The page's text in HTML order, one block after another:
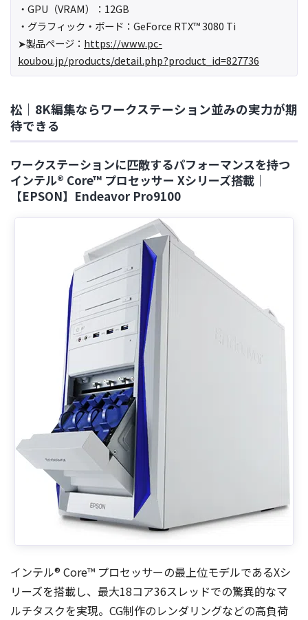
・GPU（VRAM）：12GB
・グラフィック・ボード：GeForce RTX™ 3080 Ti
➤製品ページ： https://www.pc-
koubou.jp/products/detail.php?product_id=827736
松｜8K編集ならワークステーション並みの実力が期
待できる
ワークステーションに匹敵するパフォーマンスを持つ
インテル® Core™ プロセッサー Xシリーズ搭載｜
【EPSON】Endeavor Pro9100
インテル® Core™ プロセッサーの最上位モデルであるXシ
リーズを搭載し、最大18コア36スレッドでの驚異的なマ
ルチタスクを実現。CG制作のレンダリングなどの高負荷